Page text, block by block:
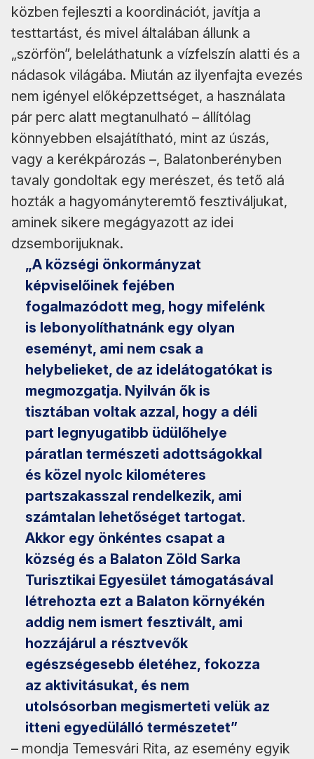
közben fejleszti a koordinációt, javítja a
testtartást, és mivel általában állunk a
„szörfön”, beleláthatunk a vízfelszín alatti és a
nádasok világába. Miután az ilyenfajta evezés
nem igényel előképzettséget, a használata
pár perc alatt megtanulható – állítólag
könnyebben elsajátítható, mint az úszás,
vagy a kerékpározás –, Balatonberényben
tavaly gondoltak egy merészet, és tető alá
hozták a hagyományteremtő fesztiváljukat,
aminek sikere megágyazott az idei
dzsemborijuknak.
„A községi önkormányzat
képviselőinek fejében
fogalmazódott meg, hogy mifelénk
is lebonyolíthatnánk egy olyan
eseményt, ami nem csak a
helybelieket, de az idelátogatókat is
megmozgatja. Nyilván ők is
tisztában voltak azzal, hogy a déli
part legnyugatibb üdülőhelye
páratlan természeti adottságokkal
és közel nyolc kilométeres
partszakasszal rendelkezik, ami
számtalan lehetőséget tartogat.
Akkor egy önkéntes csapat a
község és a Balaton Zöld Sarka
Turisztikai Egyesület támogatásával
létrehozta ezt a Balaton környékén
addig nem ismert fesztivált, ami
hozzájárul a résztvevők
egészségesebb életéhez, fokozza
az aktivitásukat, és nem
utolsósorban megismerteti velük az
itteni egyedülálló természetet”
– mondja Temesvári Rita, az esemény egyik